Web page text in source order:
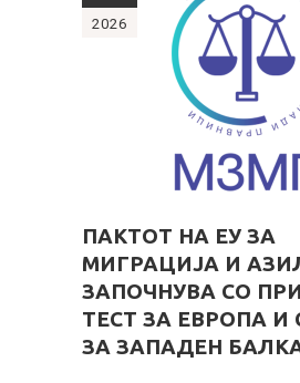
2026
ПАКТОТ НА ЕУ ЗА
МИГРАЦИЈА И
ЗАПОЧНУВА СО
ТЕСТ ЗА ЕВРОПА И
ЗА ЗАПАДЕН